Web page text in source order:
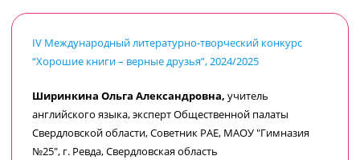
потенциал.
IV Международный литературно-творческий конкурс
“Хорошие книги – верные друзья”, 2024/2025
Ширинкина Ольга Александровна, учитель
английского языка, эксперт Общественной палаты
Свердловской области, Советник РАЕ, МАОУ "Гимназия
№25", г. Ревда, Свердловская область